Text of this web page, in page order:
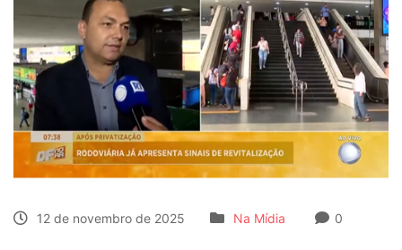
12 de novembro de 2025 Na Mídia 0